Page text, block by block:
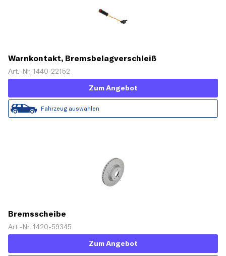
Warnkontakt, Bremsbelagverschleiß
Art.-Nr. 1440-22152
Zum Angebot
Fahrzeug auswählen
Bremsscheibe
Art.-Nr. 1420-59345
Zum Angebot